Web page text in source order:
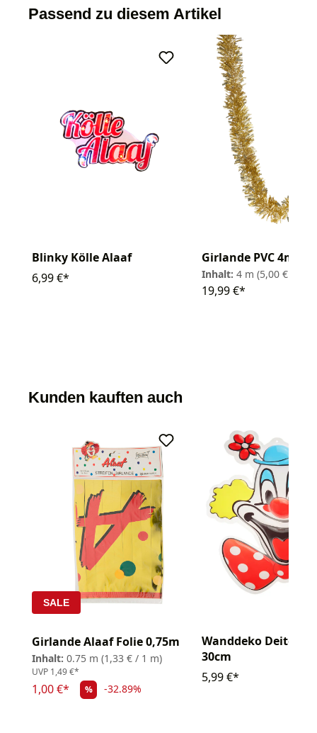
Passend zu diesem Artikel
Blinky Kölle Alaaf
6,99 €*
Girlande PVC 4m
Inhalt: 4 m (5,00 € / 1 m)
19,99 €*
Kunden kauften auch
SALE
Girlande Alaaf Folie 0,75m
Inhalt: 0.75 m (1,33 € / 1 m)
UVP 1,49 €*
1,00 €* % -32.89%
Wanddeko Deiters
30cm
5,99 €*